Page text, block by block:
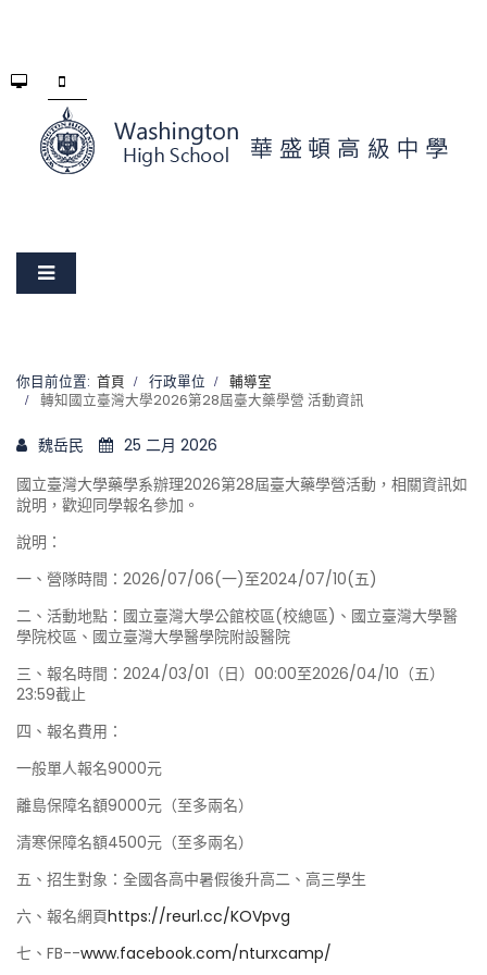
你目前位置: 首頁 行政單位
輔導室
轉知國立臺灣大學2026第28屆臺大藥學營 活動資訊
魏岳民
25 二月 2026
國立臺灣大學藥學系辦理2026第28屆臺大藥學營活動，相關資訊如
說明，歡迎同學報名參加。
說明：
一、營隊時間：2026/07/06(一)至2024/07/10(五)
二、活動地點：國立臺灣大學公館校區(校總區)、國立臺灣大學醫
學院校區、國立臺灣大學醫學院附設醫院
三、報名時間：2024/03/01（日）00:00至2026/04/10（五）
23:59截止
四、報名費用：
一般單人報名9000元
離島保障名額9000元（至多兩名）
清寒保障名額4500元（至多兩名）
五、招生對象：全國各高中暑假後升高二、高三學生
六、報名網頁https://reurl.cc/KOVpvg
七、FB--www.facebook.com/nturxcamp/